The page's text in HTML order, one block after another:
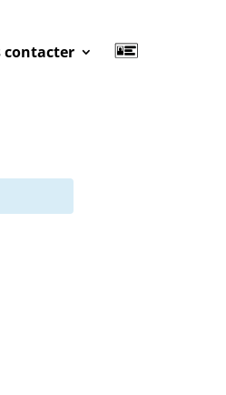
contacter